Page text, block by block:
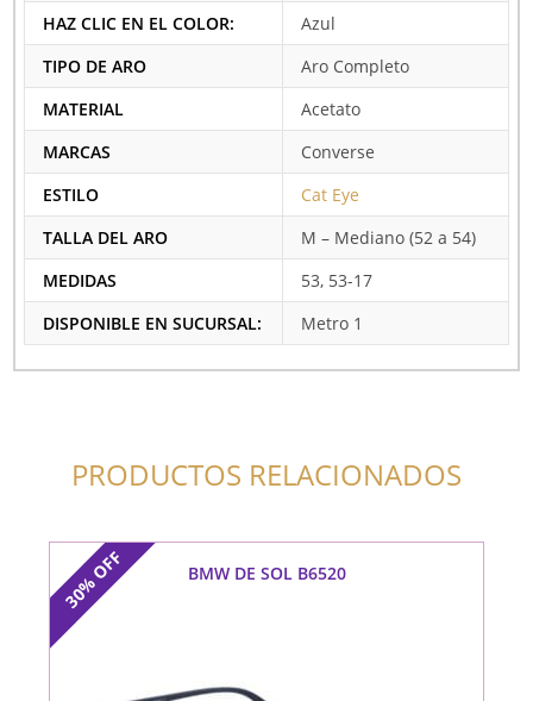
HAZ CLIC EN EL COLOR:
Azul
TIPO DE ARO
Aro Completo
MATERIAL
Acetato
MARCAS
Converse
ESTILO
Cat Eye
TALLA DEL ARO
M – Mediano (52 a 54)
MEDIDAS
53, 53-17
DISPONIBLE EN SUCURSAL:
Metro 1
PRODUCTOS RELACIONADOS
30%
OFF BMW DE SOL B6520